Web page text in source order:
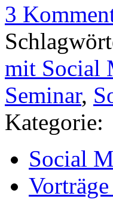
3
mit Social
Seminar,
Kategorie:
Social